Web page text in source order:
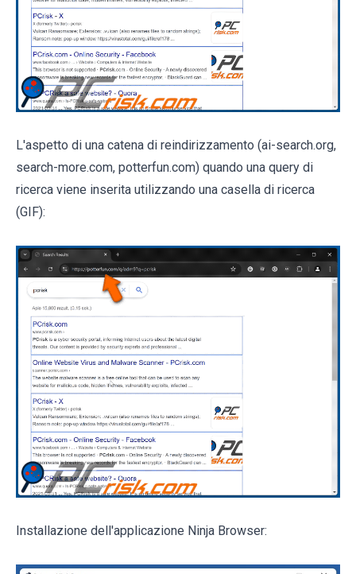
L'aspetto di una catena di reindirizzamento (ai-search.org,
search-more.com, potterfun.com) quando una query di
ricerca viene inserita utilizzando una casella di ricerca
(GIF):
Installazione dell'applicazione Ninja Browser: